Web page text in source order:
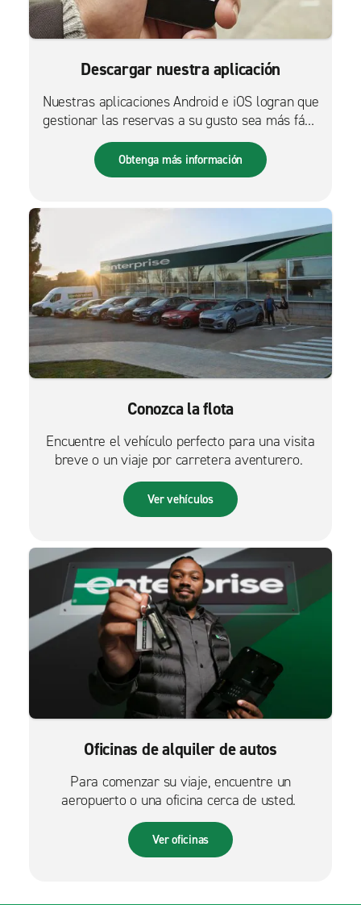
Descargar nuestra aplicación
Nuestras aplicaciones Android e iOS logran que
gestionar las reservas a su gusto sea más fácil
que nunca.
Obtenga más información
Conozca la flota
Encuentre el vehículo perfecto para una visita
breve o un viaje por carretera aventurero.
Ver vehículos
Oficinas de alquiler de autos
Para comenzar su viaje, encuentre un
aeropuerto o una oficina cerca de usted.
Ver oficinas